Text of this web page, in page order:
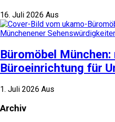
16. Juli 2026 Aus
Büromöbel München:
Büroeinrichtung für
1. Juli 2026 Aus
Archiv